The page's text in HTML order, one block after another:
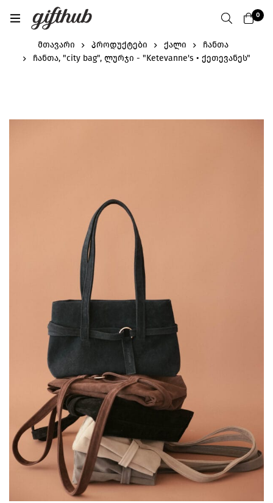
0
მთავარი პროდუქტები ქალი
ჩანთა
ჩანთა, "city bag", ლურჯი - "Ketevanne's • ქეთევანეს"